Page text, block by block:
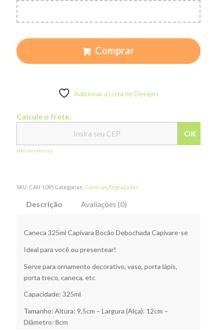
Comprar
Adicionar à Lista de Desejos
Calcule o frete:
OK
Não sei meu cep
SKU: CAN-1095 Categorias: Canecas Engraçadas
Descrição Avaliações (0)
Caneca 325ml Capivara Bocão Debochada Capivare-se
Ideal para você ou presentear!
Serve para ornamento decorativo, vaso, porta lápis,
porta treco, caneca, etc
Capacidade: 325ml
Tamanho: Altura: 9,5cm – Largura (Alça): 12cm –
Diâmetro: 8cm